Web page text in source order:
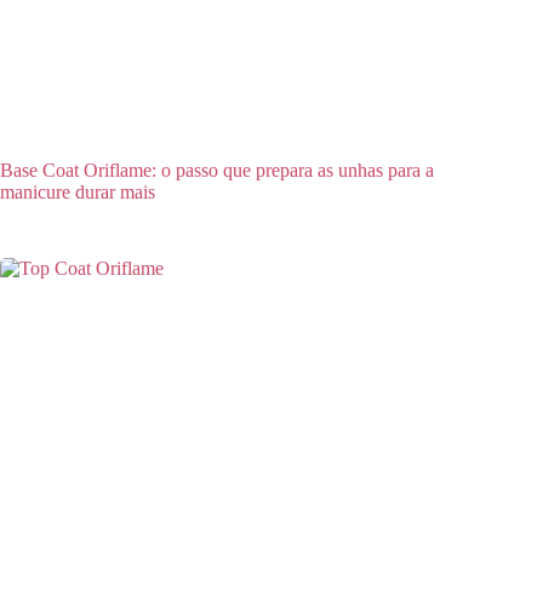
Base Coat Oriflame: o passo que prepara as unhas para a
manicure durar mais